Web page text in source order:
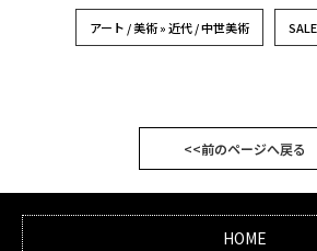
アート / 美術 » 近代 / 中世美術
<<前のページへ戻る
HOME